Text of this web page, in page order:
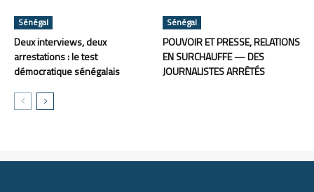
Sénégal
Deux interviews, deux
arrestations : le test
démocratique sénégalais
Sénégal
POUVOIR ET PRESSE, RELATIONS
EN SURCHAUFFE — DES
JOURNALISTES ARRÊTÉS